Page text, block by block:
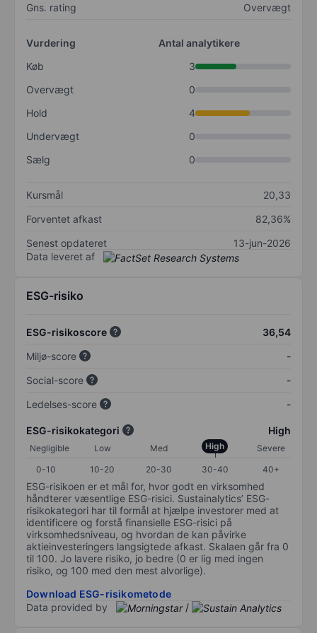
Gns. rating Overvægt
Vurdering
Antal analytikere
Køb
3
Overvægt
0
Hold
4
Undervægt
0
Sælg
0
Kursmål
20,33
Forventet afkast
82,36%
Senest opdateret
13-jun-2026
Data leveret af
ESG-risiko
ESG-risikoscore
36,54
Miljø-score
-
Social-score
-
Ledelses-score
-
ESG-risikokategori High
Negligible Low Med High
Severe
0-10
10-20 20-30 30-40 40+
ESG-risikoen er et mål for, hvor godt en virksomhed
håndterer væsentlige ESG-risici. Sustainalytics’ ESG-
risikokategori har til formål at hjælpe investorer med at
identificere og forstå finansielle ESG-risici på
virksomhedsniveau, og hvordan de kan påvirke
aktieinvesteringers langsigtede afkast. Skalaen går fra 0
til 100. Jo lavere risiko, jo bedre (0 er lig med ingen
risiko, og 100 med den mest alvorlige).
Download ESG-risikometode
Data provided by
/